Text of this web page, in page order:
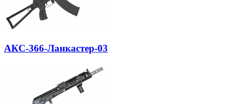
АКС-366-Ланкастер-03